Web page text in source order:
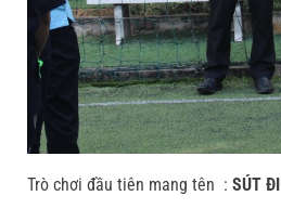
Trò chơi đầu tiên mang tên : SÚT